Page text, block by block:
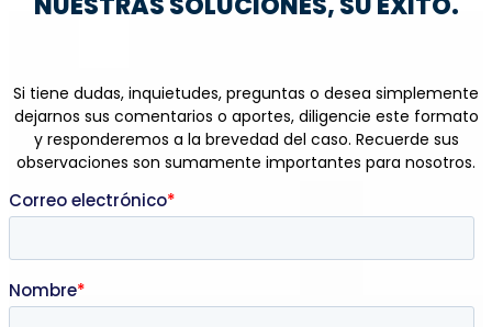
Si tiene dudas, inquietudes, preguntas o desea simplemente
dejarnos sus comentarios o aportes, diligencie este formato
y responderemos a la brevedad del caso. Recuerde sus
observaciones son sumamente importantes para nosotros.